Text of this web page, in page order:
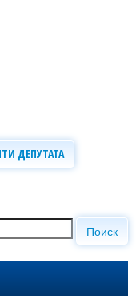
ДЕПУТАТА
поиска